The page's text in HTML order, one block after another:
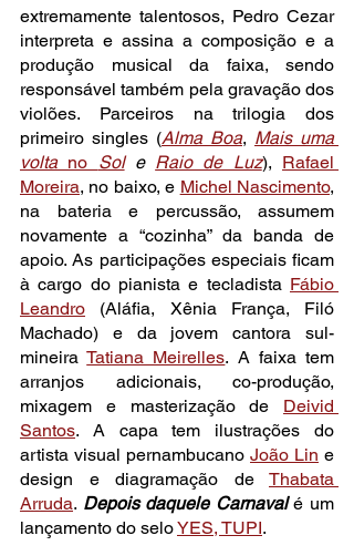
extremamente talentosos, Pedro Cezar
interpreta e assina a composição e a
produção musical da faixa, sendo
responsável também pela gravação dos
violões. Parceiros na trilogia dos
primeiro singles (Alma Boa, Mais uma
volta no Sol e Raio de Luz), Rafael
Moreira, no baixo, e Michel Nascimento,
na bateria e percussão, assumem
novamente a “cozinha” da banda de
apoio. As participações especiais ficam
à cargo do pianista e tecladista Fábio
Leandro (Aláfia, Xênia França, Filó
Machado) e da jovem cantora sul-
mineira Tatiana Meirelles. A faixa tem
arranjos adicionais, co-produção,
mixagem e masterização de Deivid
Santos. A capa tem ilustrações do
artista visual pernambucano João Lin e
design e diagramação de Thabata
Arruda. Depois daquele Carnaval é um
lançamento do selo YES, TUPI.